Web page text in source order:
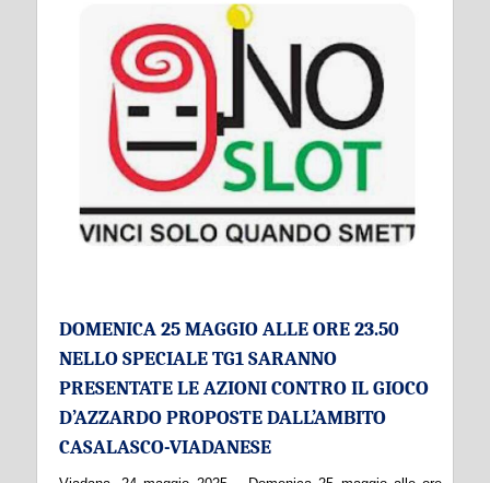
DOMENICA 25 MAGGIO ALLE ORE 23.50
NELLO SPECIALE TG1 SARANNO
PRESENTATE LE AZIONI CONTRO IL GIOCO
D’AZZARDO PROPOSTE DALL’AMBITO
CASALASCO-VIADANESE